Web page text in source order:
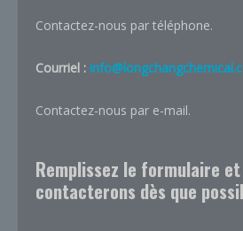
Contactez-nous par téléphone.
Courriel :
Contactez-nous par e-mail.
Remplissez le formulaire et
contacterons dès que